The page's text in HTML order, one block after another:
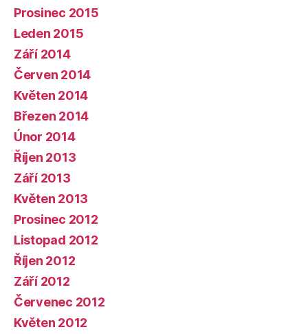
Prosinec 2015
Leden 2015
Září 2014
Červen 2014
Květen 2014
Březen 2014
Únor 2014
Říjen 2013
Září 2013
Květen 2013
Prosinec 2012
Listopad 2012
Říjen 2012
Září 2012
Červenec 2012
Květen 2012